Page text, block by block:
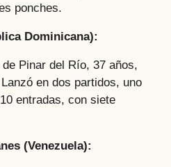
ponches.
Dominicana):
Pinar del Río, 37 años,
en dos partidos, uno
entradas, con siete
(Venezuela):